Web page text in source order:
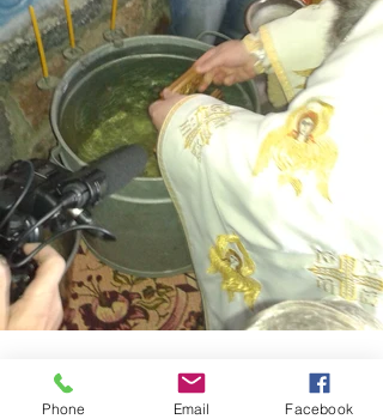
Phone Email Facebook